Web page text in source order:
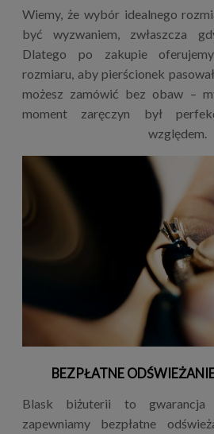
Wiemy, że wybór idealnego
być wyzwaniem, zwłaszcza
Dlatego po zakupie
rozmiaru, aby pierścionek
możesz zamówić bez obaw –
moment zaręczyn był
względem.
BEZPŁATNE
Blask biżuterii to
zapewniamy bezpłatne